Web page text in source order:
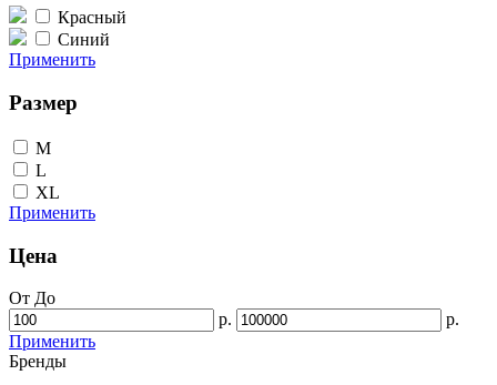
Красный
Синий
Применить
Размер
M
L
XL
Применить
Цена
От До
р.
р.
Применить
Бренды